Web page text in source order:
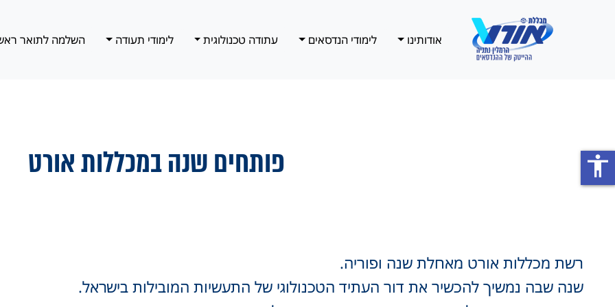
אודותינו לימודי הנדסאים עתודה טכנולוגית לימודי תעודה השלמה לתואר
פותחים שנה במכללות אורט
רשת מכללות אורט מאחלת שנה ופוריה.
שנה שבה נמשיך להכשיר את דור העתיד הטכנולוגי של התעשיות המובילות בישראל.
accessibility